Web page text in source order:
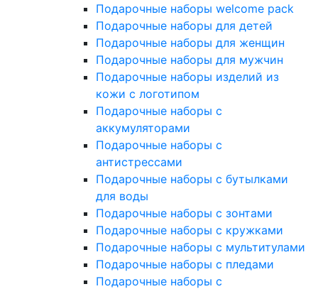
Подарочные наборы welcome pack
Подарочные наборы для детей
Подарочные наборы для женщин
Подарочные наборы для мужчин
Подарочные наборы изделий из
кожи с логотипом
Подарочные наборы с
аккумуляторами
Подарочные наборы с
антистрессами
Подарочные наборы с бутылками
для воды
Подарочные наборы с зонтами
Подарочные наборы с кружками
Подарочные наборы с мультитулами
Подарочные наборы с пледами
Подарочные наборы с